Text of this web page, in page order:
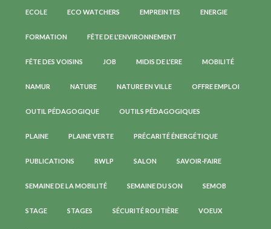
ECOLE ECO WATCHERS EMPREINTES ENERGIE
FORMATION FÊTE DE L'ENVIRONNEMENT
FÊTE DES VOISINS JOB MIDIS DE L'ERE MOBILITÉ
NAMUR NATURE NATURE EN VILLE OFFRE EMPLOI
OUTIL PÉDAGOGIQUE OUTILS PÉDAGOGIQUES
PLAINE PLAINE VERTE PRÉCARITÉ ÉNERGÉTIQUE
PUBLICATIONS RWLP SALON SAVOIR-FAIRE
SEMAINE DE LA MOBILITÉ SEMAINE DU SON SEMOB
STAGE STAGES SÉCURITÉ ROUTIÈRE VOEUX